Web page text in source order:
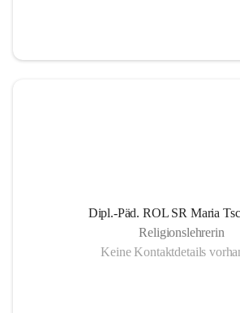
Dipl.-Päd. ROL SR Maria
Religionslehrerin
Keine Kontaktdetails